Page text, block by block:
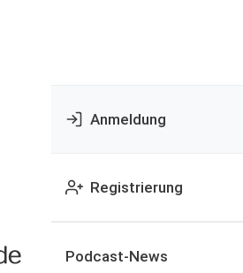
Anmeldung
Registrierung
Podcast-News